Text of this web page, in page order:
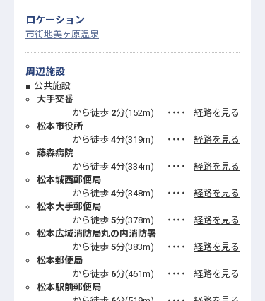
ロケーション
市街地美ヶ原温泉
周辺施設
公共施設
大手交番
から徒歩 2分(152m) ・・・・
経路を見る
松本市役所
から徒歩 4分(319m) ・・・・
経路を見る
藤森病院
から徒歩 4分(334m) ・・・・
経路を見る
松本城西郵便局
から徒歩 4分(348m) ・・・・
経路を見る
松本大手郵便局
から徒歩 5分(378m) ・・・・
経路を見る
松本広域消防局丸の内消防署
から徒歩 5分(383m) ・・・・
経路を見る
松本郵便局
から徒歩 6分(461m) ・・・・
経路を見る
松本駅前郵便局